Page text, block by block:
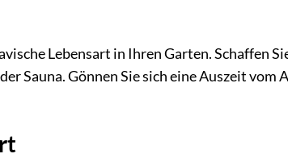
Lebensart in Ihren Garten. Schaffen
Sauna. Gönnen Sie sich eine Auszeit vom